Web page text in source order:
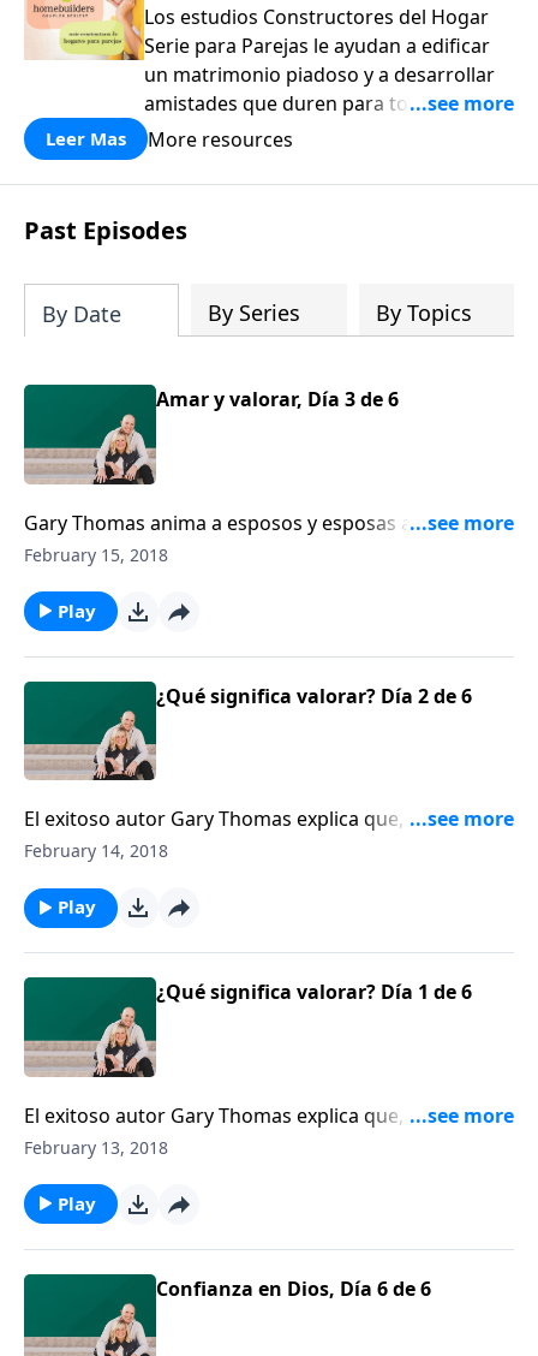
Los estudios Constructores del Hogar
Serie para Parejas le ayudan a edificar
un matrimonio piadoso y a desarrollar
amistades que duren para toda la vida.
¡Únase a uno de los estudios de grupos
a casa los principios de la Palabra de
Dios para compartirlos con su familia,
su iglesia y su comunidad!
Leer Mas More resources
Past Episodes
By Date By Series By Topics
Amar y valorar, Día 3 de 6
Gary Thomas anima a esposos y esposas a valorar a
sus cónyuges por medio de celebrar el hecho de que
como su único amor y debe tener cuidado de no
comparar.
February 15, 2018
Play
¿Qué significa valorar? Día 2 de 6
El exitoso autor Gary Thomas explica que, cuando
usted presume la belleza de su cónyuge y le exhibe,
valorando.
February 14, 2018
Play
¿Qué significa valorar? Día 1 de 6
El exitoso autor Gary Thomas explica que, cuando
usted presume la belleza de su cónyuge y le exhibe,
valorando.
February 13, 2018
Play
Confianza en Dios, Día 6 de 6